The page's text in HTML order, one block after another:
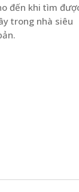
đến khi tìm
trong nhà siêu